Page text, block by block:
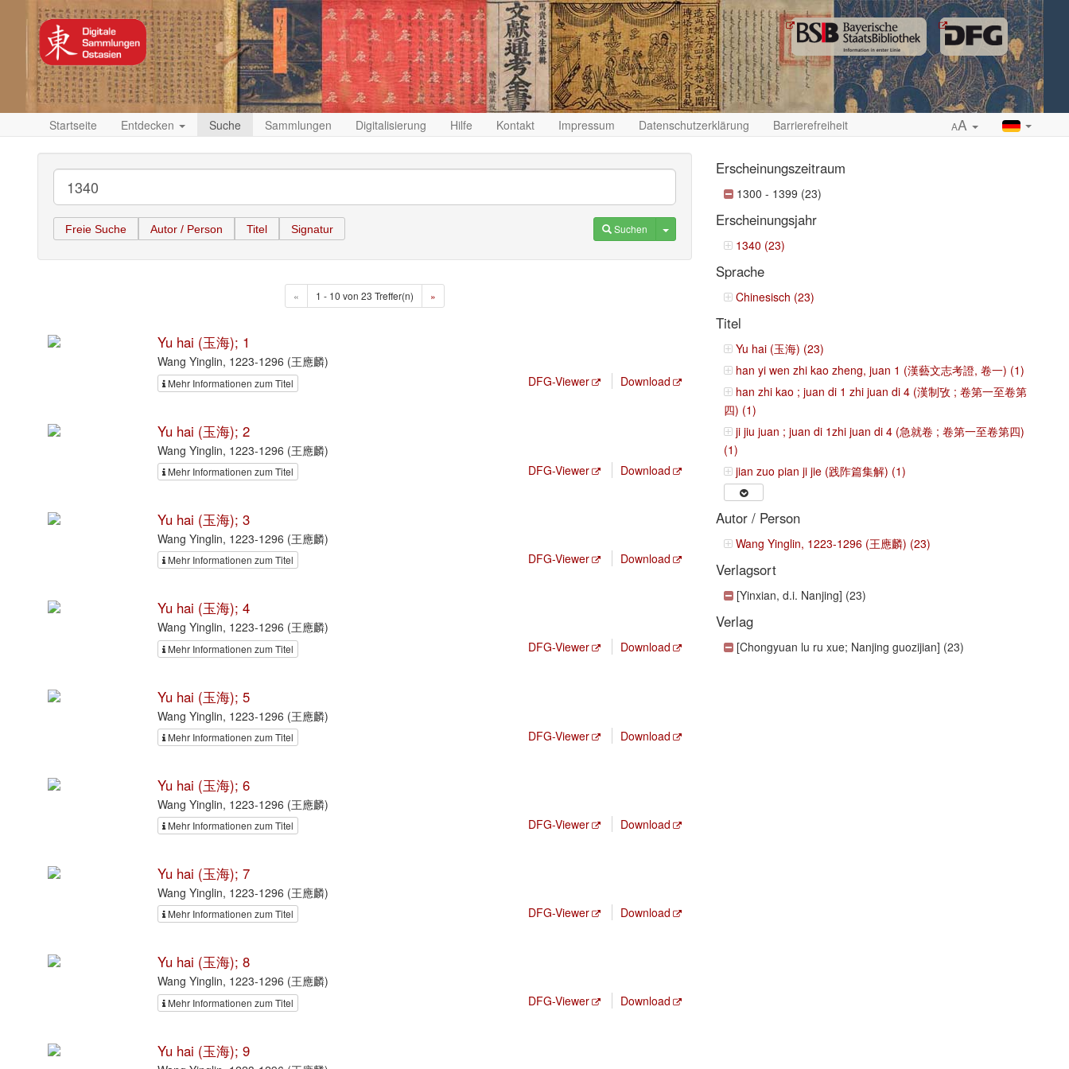
Startseite Entdecken Suche Sammlungen Digitalisierung Hilfe Kontakt Impressum Datenschutzerklärung Barrierefreiheit AA
Freie Suche Autor / Person Titel Signatur Suchen Toggle Dropdown
« 1 - 10 von 23 Treffer(n) »
Yu hai (玉海); 1
Wang Yinglin, 1223-1296 (王應麟)
Mehr Informationen zum Titel DFG-Viewer Download
Yu hai (玉海); 2
Wang Yinglin, 1223-1296 (王應麟)
Mehr Informationen zum Titel DFG-Viewer Download
Yu hai (玉海); 3
Wang Yinglin, 1223-1296 (王應麟)
Mehr Informationen zum Titel DFG-Viewer Download
Yu hai (玉海); 4
Wang Yinglin, 1223-1296 (王應麟)
Mehr Informationen zum Titel DFG-Viewer Download
Yu hai (玉海); 5
Wang Yinglin, 1223-1296 (王應麟)
Mehr Informationen zum Titel DFG-Viewer Download
Yu hai (玉海); 6
Wang Yinglin, 1223-1296 (王應麟)
Mehr Informationen zum Titel DFG-Viewer Download
Yu hai (玉海); 7
Wang Yinglin, 1223-1296 (王應麟)
Mehr Informationen zum Titel DFG-Viewer Download
Yu hai (玉海); 8
Wang Yinglin, 1223-1296 (王應麟)
Mehr Informationen zum Titel DFG-Viewer Download
Yu hai (玉海); 9
Erscheinungszeitraum
1300 - 1399 (23)
Erscheinungsjahr
1340 (23)
Sprache
Chinesisch (23)
Titel
Yu hai (玉海) (23)
han yi wen zhi kao zheng, juan 1 (漢藝文志考證, 卷一) (1)
han zhi kao ; juan di 1 zhi juan di 4 (漢制攷 ; 卷第一至卷第
四) (1)
ji jiu juan ; juan di 1zhi juan di 4 (急就卷 ; 卷第一至卷第四)
(1)
jian zuo pian ji jie (践阼篇集解) (1)
Autor / Person
Wang Yinglin, 1223-1296 (王應麟) (23)
Verlagsort
[Yinxian, d.i. Nanjing] (23)
Verlag
[Chongyuan lu ru xue; Nanjing guozijian] (23)